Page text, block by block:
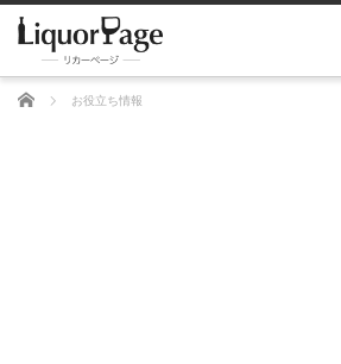
ホーム お役立ち情報